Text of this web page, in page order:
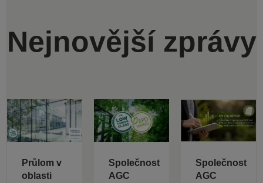
Nejnovější zprávy
Průlom v
oblasti
Společnost
AGC
Společnost
AGC